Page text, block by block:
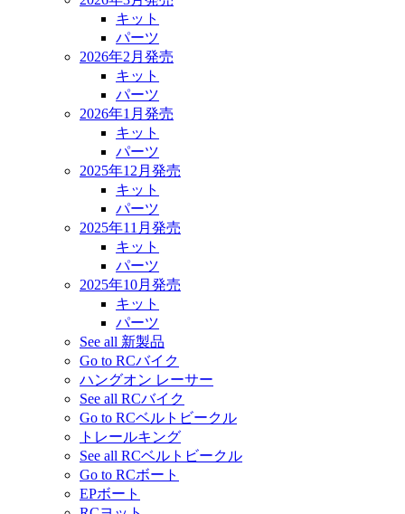
キット
パーツ
2026年2月発売
キット
パーツ
2026年1月発売
キット
パーツ
2025年12月発売
キット
パーツ
2025年11月発売
キット
パーツ
2025年10月発売
キット
パーツ
See all 新製品
Go to RCバイク
ハングオン レーサー
See all RCバイク
Go to RCベルトビークル
トレールキング
See all RCベルトビークル
Go to RCボート
EPボート